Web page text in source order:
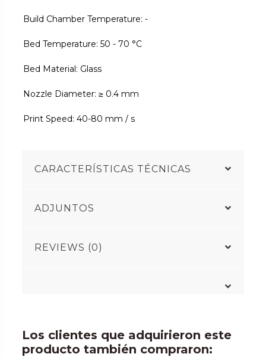
Build Chamber Temperature: -
Bed Temperature: 50 - 70 °C
Bed Material: Glass
Nozzle Diameter: ≥ 0.4 mm
Print Speed: 40-80 mm / s
CARACTERÍSTICAS TÉCNICAS
ADJUNTOS
REVIEWS (0)
Los clientes que adquirieron este
producto también compraron: